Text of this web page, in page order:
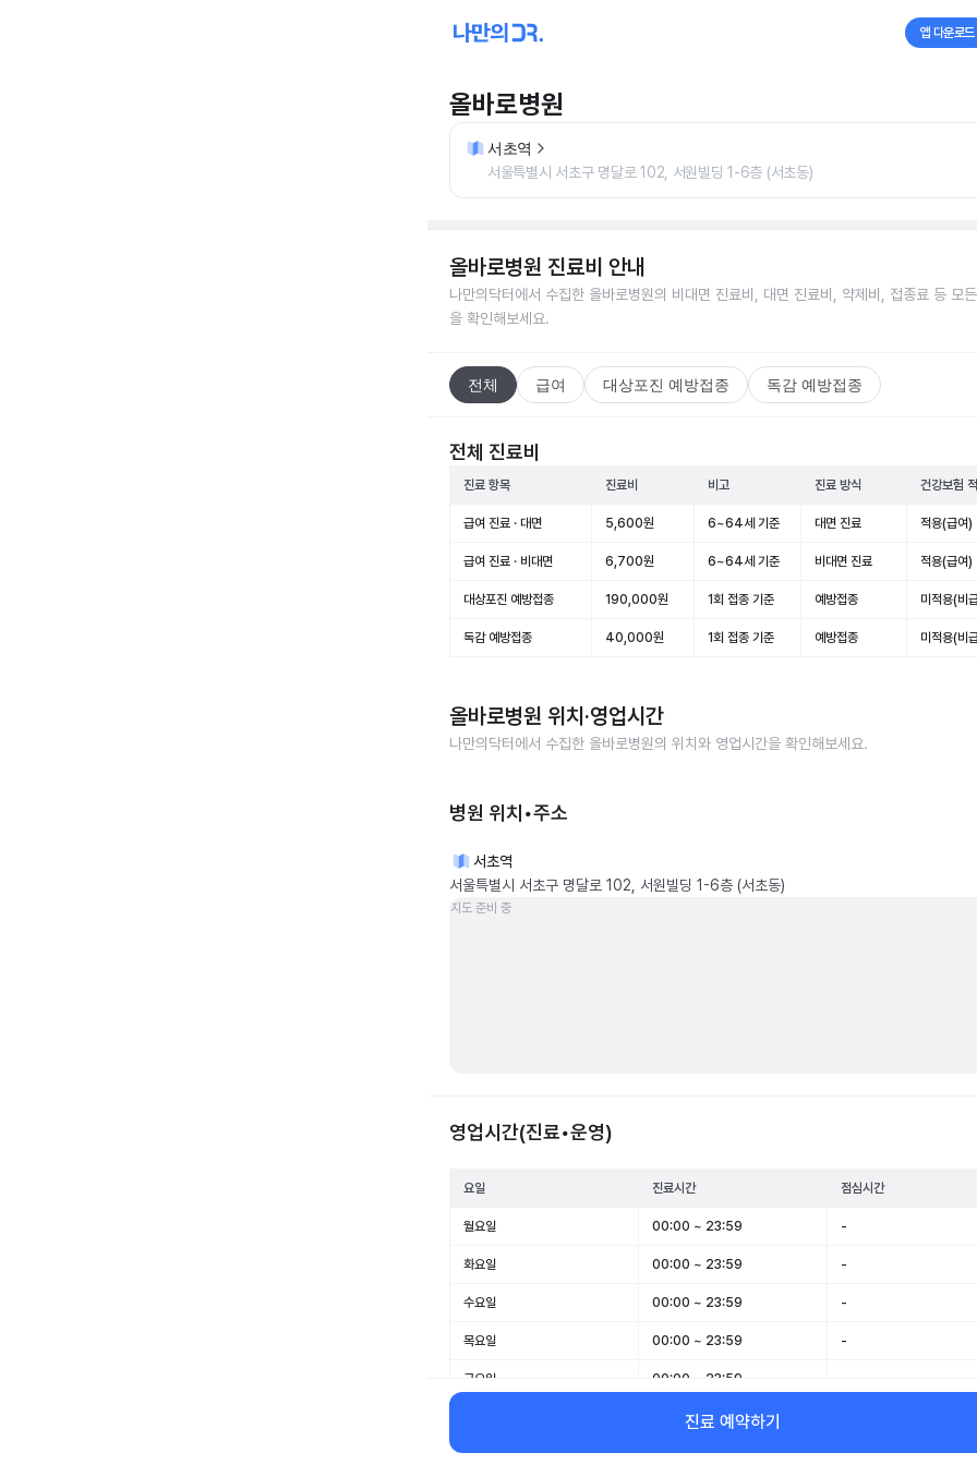
앱 다운로드
올바로병원
서초역
서울특별시 서초구 명달로 102, 서원빌딩 1-6층 (서초동)
올바로병원 진료비 안내
나만의닥터에서 수집한 올바로병원의 비대면 진료비, 대면 진료비, 약제비, 접종료 등 모
을 확인해보세요.
전체 급여 대상포진 예방접종 독감 예방접종
전체 진료비
진료 항목 진료비 비고 진료 방식 건강보험
급여 진료 · 대면 5,600원 6~64세 기준 대면 진료 적용(급여)
급여 진료 · 비대면 6,700원 6~64세 기준 비대면 진료 적용(급여)
대상포진 예방접종 190,000원 1회 접종 기준 예방접종 미적용(비
독감 예방접종 40,000원 1회 접종 기준 예방접종 미적용(비
올바로병원 위치·영업시간
나만의닥터에서 수집한 올바로병원의 위치와 영업시간을 확인해보세요.
병원 위치•주소
서초역
서울특별시 서초구 명달로 102, 서원빌딩 1-6층 (서초동)
지도 준비 중
영업시간(진료•운영)
요일 진료시간 점심시간
월요일 00:00 ~ 23:59 -
화요일 00:00 ~ 23:59 -
수요일 00:00 ~ 23:59 -
목요일 00:00 ~ 23:59 -
금요일 00:00 ~ 23:59
00:00 ~ 23:59
일요일 00:00 ~ 23:59 -
진료 예약하기